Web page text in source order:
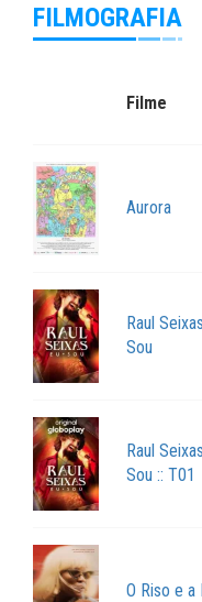
FILMOGRAFIA
Filme
Aurora
Raul
Sou
Raul
Sou :: T01
O Riso e a